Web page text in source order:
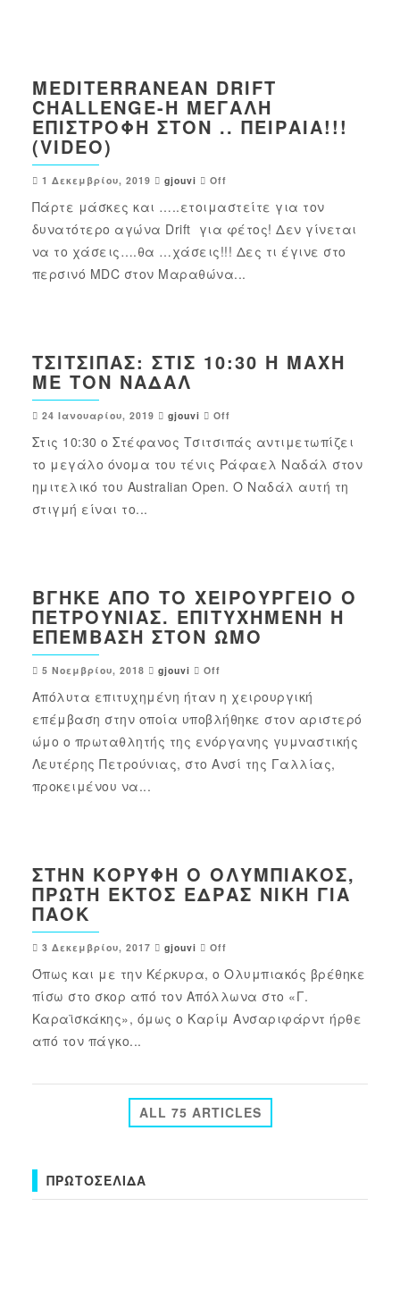
MEDITERRANEAN DRIFT
CHALLENGE-Η ΜΕΓΆΛΗ
ΕΠΙΣΤΡΟΦΉ ΣΤΟΝ .. ΠΕΙΡΑΙΆ!!!
(VIDEO)
1 Δεκεμβρίου, 2019 gjouvi Off
Πάρτε μάσκες και …..ετοιμαστείτε για τον
δυνατότερο αγώνα Drift για φέτος! Δεν γίνεται
να το χάσεις….θα …χάσεις!!! Δες τι έγινε στο
περσινό MDC στον Μαραθώνα...
ΤΣΙΤΣΙΠΆΣ: ΣΤΙΣ 10:30 Η ΜΆΧΗ
ΜΕ ΤΟΝ ΝΑΔΆΛ
24 Ιανουαρίου, 2019 gjouvi Off
Στις 10:30 ο Στέφανος Τσιτσιπάς αντιμετωπίζει
το μεγάλο όνομα του τένις Ράφαελ Ναδάλ στον
ημιτελικό του Australian Open. Ο Ναδάλ αυτή τη
στιγμή είναι το...
ΒΓΉΚΕ ΑΠΌ ΤΟ ΧΕΙΡΟΥΡΓΕΊΟ Ο
ΠΕΤΡΟΎΝΙΑΣ. ΕΠΙΤΥΧΗΜΈΝΗ Η
ΕΠΈΜΒΑΣΗ ΣΤΟΝ ΏΜΟ
5 Νοεμβρίου, 2018 gjouvi Off
Απόλυτα επιτυχημένη ήταν η χειρουργική
επέμβαση στην οποία υποβλήθηκε στον αριστερό
ώμο ο πρωταθλητής της ενόργανης γυμναστικής
Λευτέρης Πετρούνιας, στο Ανσί της Γαλλίας,
προκειμένου να...
ΣΤΗΝ ΚΟΡΥΦΉ Ο ΟΛΥΜΠΙΑΚΌΣ,
ΠΡΏΤΗ ΕΚΤΌΣ ΈΔΡΑΣ ΝΊΚΗ ΓΙΑ
ΠΑΟΚ
3 Δεκεμβρίου, 2017 gjouvi Off
Όπως και με την Κέρκυρα, ο Ολυμπιακός βρέθηκε
πίσω στο σκορ από τον Απόλλωνα στο «Γ.
Καραϊσκάκης», όμως ο Καρίμ Ανσαριφάρντ ήρθε
από τον πάγκο...
ALL 75 ARTICLES
ΠΡΩΤΟΣΈΛΙΔΑ